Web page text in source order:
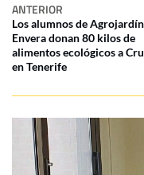
ANTERIOR
Los alumnos de Agrojardín
Envera donan 80 kilos de
alimentos ecológicos a
en Tenerife